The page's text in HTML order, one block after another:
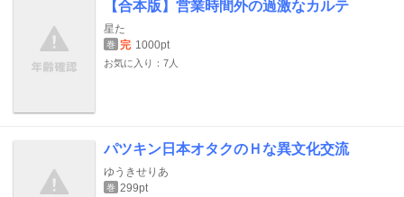
【合本版】営業時間外の過激なカルテ
星た
巻 完 1000pt
お気に入り：7人
パツキン日本オタクのＨな異文化交流
ゆうきせりあ
巻 299pt